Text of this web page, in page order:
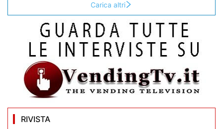
Carica altri
RIVISTA